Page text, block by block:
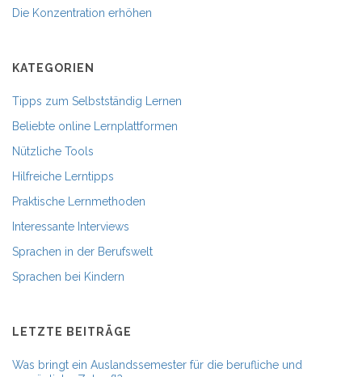
Die Konzentration erhöhen
KATEGORIEN
Tipps zum Selbstständig Lernen
Beliebte online Lernplattformen
Nützliche Tools
Hilfreiche Lerntipps
Praktische Lernmethoden
Interessante Interviews
Sprachen in der Berufswelt
Sprachen bei Kindern
LETZTE BEITRÄGE
Was bringt ein Auslandssemester für die berufliche und